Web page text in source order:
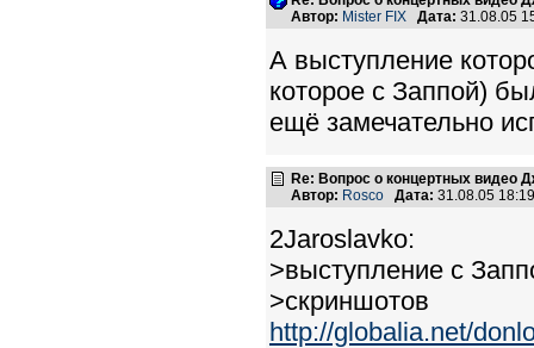
Автор: Mister FIX Дата: 31.08.05
А выступление
которое с Заппой)
ещё замечательно
Re: Вопрос о концертных видео
Автор: Rosco Дата: 31.08.05
2Jaroslavko:
>выступление с
>скриншотов
http://globalia.net/